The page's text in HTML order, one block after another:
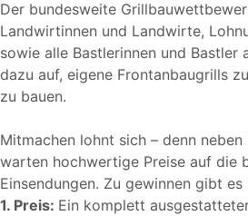
Der bundesweite
Landwirtinnen und Landwirte,
sowie alle Bastlerinnen und Bastler
dazu auf, eigene Frontanbaugrills
zu bauen.
Mitmachen lohnt sich – denn neben
warten hochwertige Preise auf die
Einsendungen. Zu gewinnen gibt es
1. Preis: Ein komplett